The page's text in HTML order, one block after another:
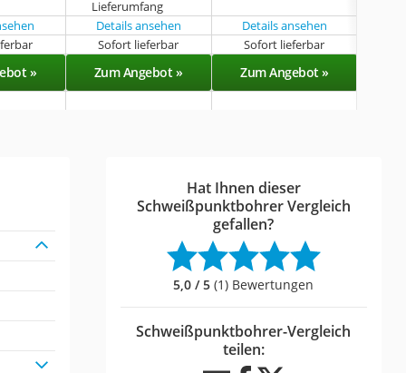
Lieferumfang
Details ansehen
Details ansehen
Sofort lieferbar Sofort lieferbar
» Zum Angebot » Zum Angebot »
Hat Ihnen dieser
Schweißpunktbohrer Vergleich
gefallen?
5,0 / 5 (1) Bewertungen
Schweißpunktbohrer-Vergleich
teilen: